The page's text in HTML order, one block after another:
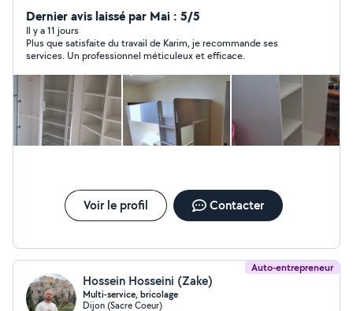
et mise aux normes. Grâce à ma formation tous corps
d'état, je réalise également divers travaux de
maintenance et multi-services (petits travaux,
réparations, montage de meubles, plomberie et
peinture). Travail soigné, sérieux et intervention rapide
Dernier avis laissé par Mai : 5/5
Il y a 11 jours
Plus que satisfaite du travail de Karim, je recommande ses
services. Un professionnel méticuleux et efficace.
Voir le profil Contacter
Auto-entrepreneur
Hossein Hosseini (Zake)
Multi-service, bricolage
Dijon (Sacre Coeur)